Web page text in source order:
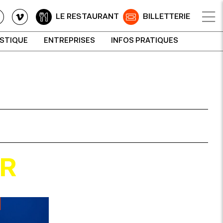
LE RESTAURANT BILLETTERIE
ENTREPRISES INFOS PRATIQUES